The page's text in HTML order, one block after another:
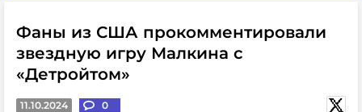
Фаны из США прокомментировали
звездную игру Малкина с
«Детройтом»
11.10.2024 0